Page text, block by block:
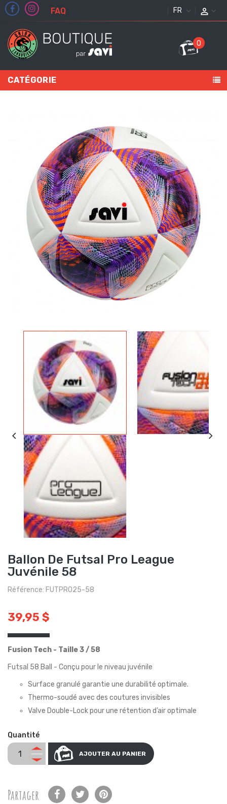
FAQ FRANÇAIS
0
CATÉGORIE
Ballon De Futsal Pro League
Juvénile 58
Référence: FUTPRO25-58
39,95 $
Fusion Tech - Taille 3 / 58
Futsal 58 Ball - Conçu pour le niveau juvénile
Surface granulé garantie une durabilité optimale.
Thermo-soudé avec des coutures invisibles
Valve Double-Lock pour une rétention d’air optimale
Quantité
AJOUTER AU PANIER
Partager